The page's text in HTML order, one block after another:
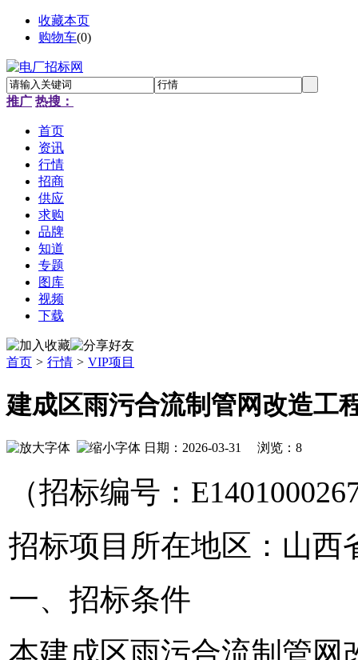
收藏本页
购物车(0)
推广 热搜：
首页
资讯
行情
招商
供应
求购
品牌
知道
专题
图库
视频
下载
首页 > 行情 > VIP项目
建成区雨污合流制管网改造工
日期：2026-03-31 浏览： 8
（招标编号：
招标项目所在地区：山西
一、招标条件
本建成区雨污合流制管网